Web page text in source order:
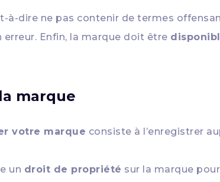
à-dire ne pas contenir de termes
Enfin, la marque doit être
marque
votre marque consiste à l’enregistrer
un droit de propriété sur la marque